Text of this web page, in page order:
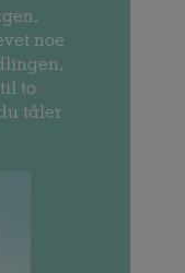
noe
to
tåler